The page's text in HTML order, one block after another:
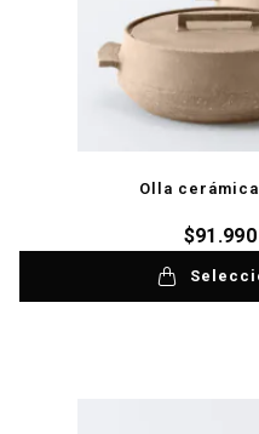
Olla
$91.990